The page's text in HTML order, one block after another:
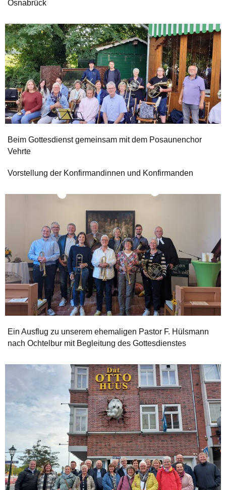
Osnabrück
Beim Gottesdienst gemeinsam mit dem Posaunenchor
Vehrte
Vorstellung der Konfirmandinnen und Konfirmanden
Ein Ausflug zu unserem ehemaligen Pastor F. Hülsmann
nach Ochtelbur mit Begleitung des Gottesdienstes